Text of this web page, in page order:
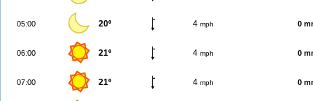
05:00 20º 4 mph 0
06:00 21º 4 mph 0
07:00 21º 4 mph 0